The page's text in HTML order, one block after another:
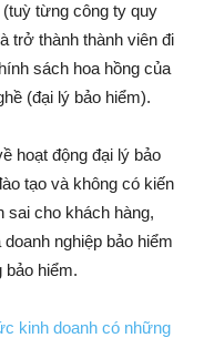
(tuỳ từng công ty quy
trở thành thành viên đi
sách hoa hồng của
(đại lý bảo hiểm).
hoạt động đại lý bảo
tạo và không có kiến
sai cho khách hàng,
nghiệp bảo hiểm
bảo hiểm.
kinh doanh có những